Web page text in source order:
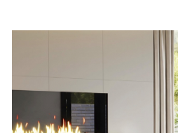
Console dormitor
Fotolii dormitor